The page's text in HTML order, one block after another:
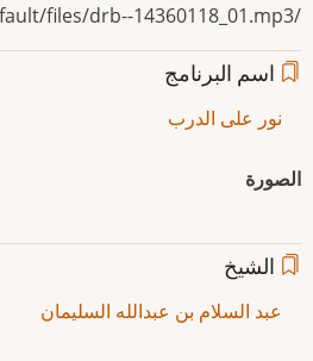
/sites/default/files/drb--14360118_01.mp3
اسم البرنامج
نور على الدرب
الصورة
الشيخ
عبد السلام بن عبدالله السليمان